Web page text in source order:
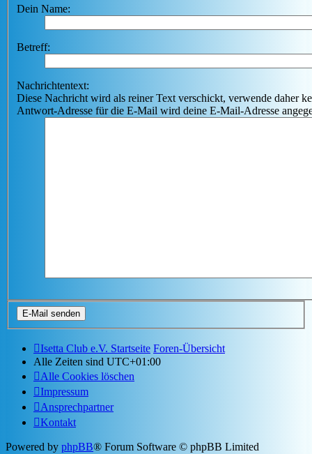
Dein Name:
Betreff:
Nachrichtentext:
Diese Nachricht wird als reiner Text verschickt, verwende daher
Antwort-Adresse für die E-Mail wird deine E-Mail-Adresse
Isetta Club e.V. Startseite Foren-Übersicht
Alle Zeiten sind UTC+01:00
Alle Cookies löschen
Impressum
Ansprechpartner
Kontakt
Powered by phpBB® Forum Software © phpBB Limited